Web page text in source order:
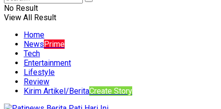
No Result
View All Result
Home
NewsPrime
Tech
Entertainment
Lifestyle
Review
Kirim Artikel/BeritaCreate Story